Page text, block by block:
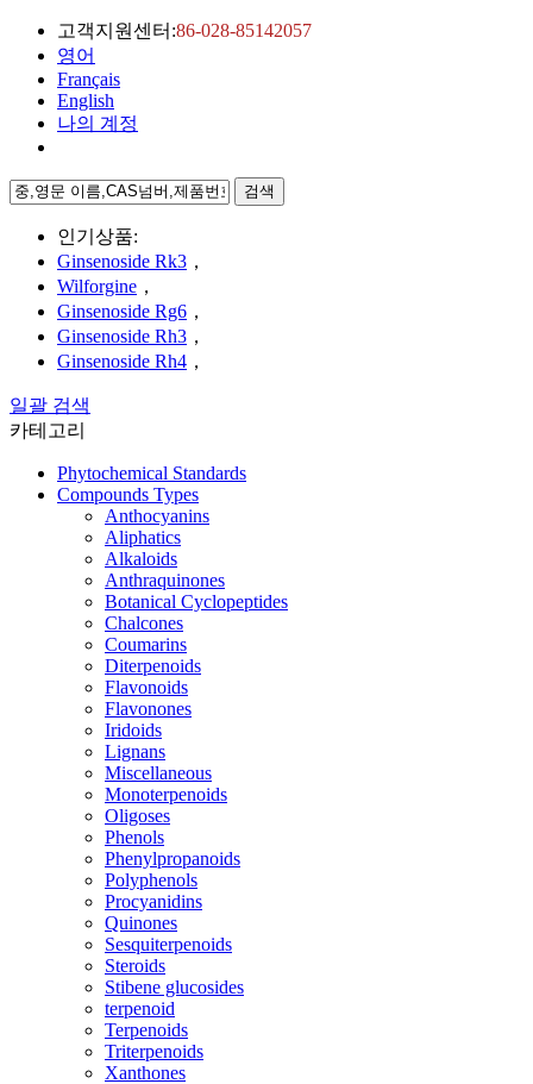
고객지원센터:86-028-85142057
영어
Français
English
나의 계정
검색
인기상품:
Ginsenoside Rk3 ，
Wilforgine ，
Ginsenoside Rg6 ，
Ginsenoside Rh3 ，
Ginsenoside Rh4 ，
일괄 검색
카테고리
Phytochemical Standards
Compounds Types
Anthocyanins
Aliphatics
Alkaloids
Anthraquinones
Botanical Cyclopeptides
Chalcones
Coumarins
Diterpenoids
Flavonoids
Flavonones
Iridoids
Lignans
Miscellaneous
Monoterpenoids
Oligoses
Phenols
Phenylpropanoids
Polyphenols
Procyanidins
Quinones
Sesquiterpenoids
Steroids
Stibene glucosides
terpenoid
Terpenoids
Triterpenoids
Xanthones